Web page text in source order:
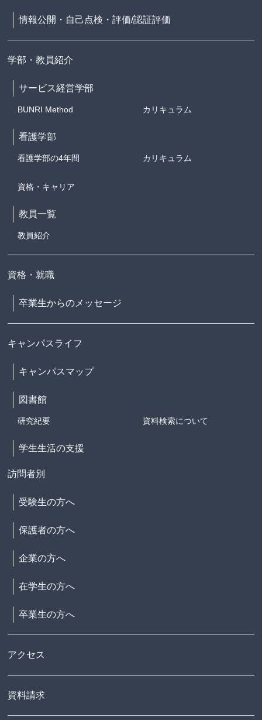
情報公開・自己点検・評価/認証評価
学部・教員紹介
サービス経営学部
BUNRI Method カリキュラム
看護学部
看護学部の4年間 カリキュラム
資格・キャリア
教員一覧
教員紹介
資格・就職
卒業生からのメッセージ
キャンパスライフ
キャンパスマップ
図書館
研究紀要 資料検索について
学生生活の支援
訪問者別
受験生の方へ
保護者の方へ
企業の方へ
在学生の方へ
卒業生の方へ
アクセス
資料請求